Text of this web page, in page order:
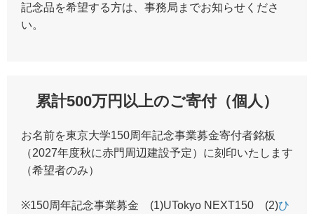
記念品を希望する方は、事務局までお知らせくださ
い。
累計500万円以上のご寄付（個人）
お名前を東京大学150周年記念事業募金寄付者銘板
（2027年度秋に赤門周辺建設予定）に刻印いたします
（希望者のみ）
※150周年記念事業募金 (1)UTokyo NEXT150 (2)ひ